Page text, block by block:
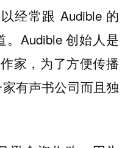
经常跟 Audible 的
Audible 创始人是
家，为了方便传播
有声书公司而且独